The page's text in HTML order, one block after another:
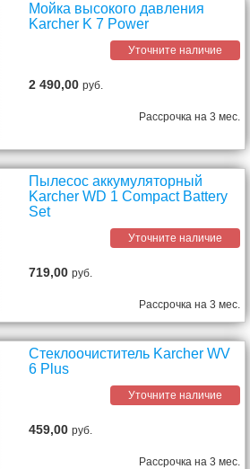
Мойка высокого давления
Karcher K 7 Power
Уточните наличие
2 490,00руб.
Рассрочка на 3 мес.
Пылесос аккумуляторный
Karcher WD 1 Compact Battery
Set
Уточните наличие
719,00руб.
Рассрочка на 3 мес.
Стеклоочиститель Karcher WV
6 Plus
Уточните наличие
459,00руб.
Рассрочка на 3 мес.